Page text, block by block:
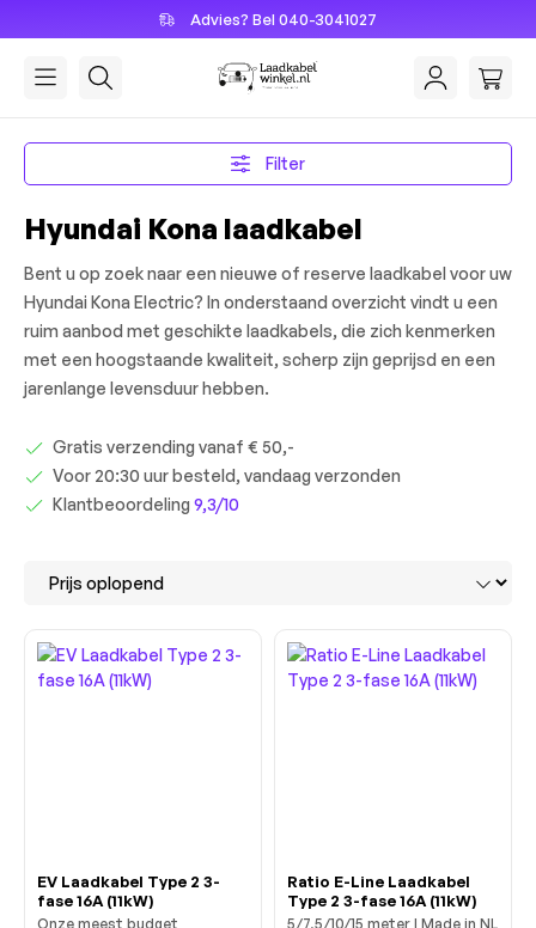
Advies? Bel 040-3041027
Filter
Hyundai Kona laadkabel
Bent u op zoek naar een nieuwe of reserve laadkabel voor uw
Hyundai Kona Electric? In onderstaand overzicht vindt u een
ruim aanbod met geschikte laadkabels, die zich kenmerken
met een hoogstaande kwaliteit, scherp zijn geprijsd en een
jarenlange levensduur hebben.
Gratis verzending vanaf € 50,-
Voor 20:30 uur besteld, vandaag verzonden
Klantbeoordeling 9,3/10
EV Laadkabel Type 2 3-
fase 16A (11kW)
Onze meest budget
Ratio E-Line Laadkabel
Type 2 3-fase 16A (11kW)
5/7,5/10/15 meter | Made in NL